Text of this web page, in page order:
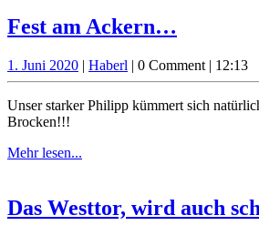
Fest am Ackern…
Ackern…
1. Juni 20201.
Juni
2020
| Haberl Haberl
| 0 Comment | 12:13
Unser starker Philipp kümmert sich
Brocken!!!
Mehr lesen...
Das Westtor, wird auch